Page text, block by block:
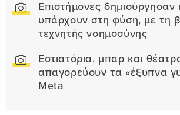
Επιστήμονες δημιούργησαν
υπάρχουν στη φύση, με τη
τεχνητής νοημοσύνης
Εστιατόρια, μπαρ και
απαγορεύουν τα «έξυπνα
Meta